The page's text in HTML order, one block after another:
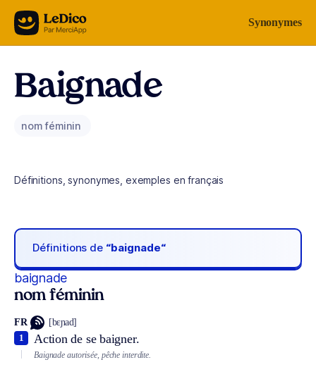
Aller au contenu Synonymes
Baignade
nom féminin
Définitions, synonymes, exemples en français
Définitions de “baignade“
baignade
nom féminin
FR [bɛɲad]
Action de se baigner.
1
Baignade autorisée, pêche interdite.